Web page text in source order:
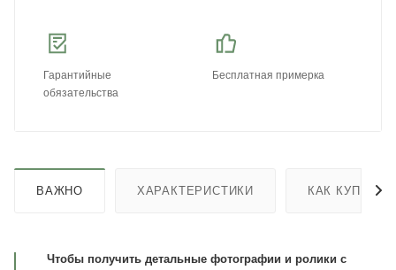
Гарантийные
обязательства
Бесплатная примерка
ВАЖНО ХАРАКТЕРИСТИКИ КАК КУПИТЬ
Чтобы получить детальные фотографии и ролики с